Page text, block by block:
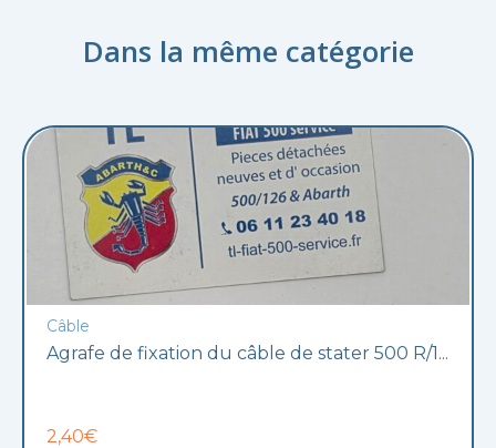
Dans la même catégorie
Câble
Agrafe de fixation du câble de stater 500 R/1...
2,40€